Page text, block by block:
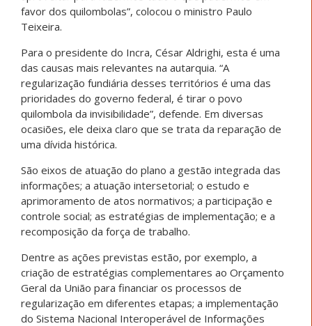
favor dos quilombolas”, colocou o ministro Paulo
Teixeira.
Para o presidente do Incra, César Aldrighi, esta é uma
das causas mais relevantes na autarquia. “A
regularização fundiária desses territórios é uma das
prioridades do governo federal, é tirar o povo
quilombola da invisibilidade”, defende. Em diversas
ocasiões, ele deixa claro que se trata da reparação de
uma dívida histórica.
São eixos de atuação do plano a gestão integrada das
informações; a atuação intersetorial; o estudo e
aprimoramento de atos normativos; a participação e
controle social; as estratégias de implementação; e a
recomposição da força de trabalho.
Dentre as ações previstas estão, por exemplo, a
criação de estratégias complementares ao Orçamento
Geral da União para financiar os processos de
regularização em diferentes etapas; a implementação
do Sistema Nacional Interoperável de Informações